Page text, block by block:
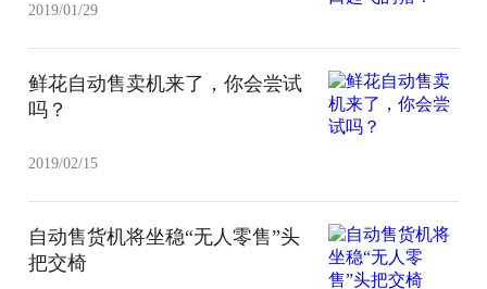
2019/01/29
鲜花自动售卖机来了，你会尝试
吗？
2019/02/15
自动售货机将坐稳“无人零售”头
把交椅